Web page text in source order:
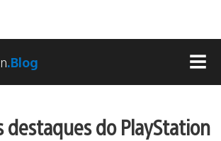
.Blog
destaques do PlayStation